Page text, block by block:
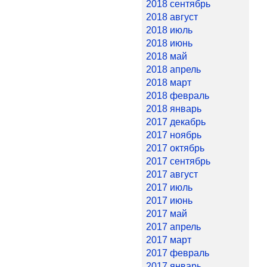
2018 сентябрь
2018 август
2018 июль
2018 июнь
2018 май
2018 апрель
2018 март
2018 февраль
2018 январь
2017 декабрь
2017 ноябрь
2017 октябрь
2017 сентябрь
2017 август
2017 июль
2017 июнь
2017 май
2017 апрель
2017 март
2017 февраль